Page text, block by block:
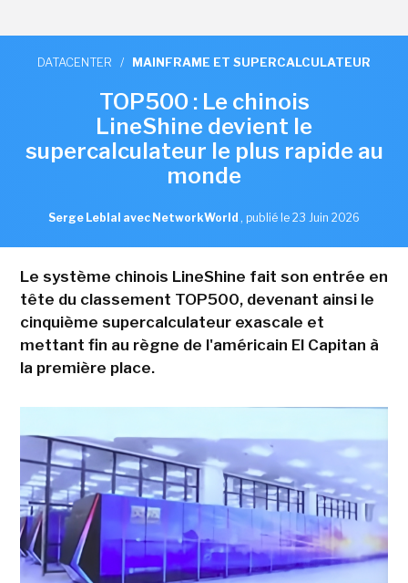
DATACENTER / MAINFRAME ET SUPERCALCULATEUR
TOP500 : Le chinois
LineShine devient le
supercalculateur le plus rapide au
monde
Serge Leblal avec NetworkWorld , publié le 23 Juin 2026
Le système chinois LineShine fait son entrée en
tête du classement TOP500, devenant ainsi le
cinquième supercalculateur exascale et
mettant fin au règne de l'américain El Capitan à
la première place.